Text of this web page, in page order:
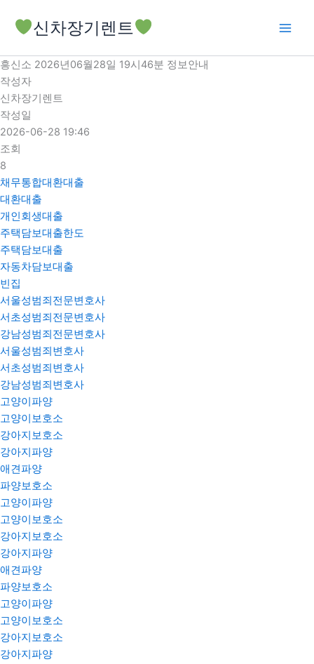
로
건
너
뛰
기
신차장기렌트
흥신소 2026년06월28일 19시46분 정보안내
작성자
신차장기렌트
작성일
2026-06-28 19:46
조회
8
채무통합대환대출
대환대출
개인회생대출
주택담보대출한도
주택담보대출
자동차담보대출
빈집
서울성범죄전문변호사
서초성범죄전문변호사
강남성범죄전문변호사
서울성범죄변호사
서초성범죄변호사
강남성범죄변호사
고양이파양
고양이보호소
강아지보호소
강아지파양
애견파양
파양보호소
고양이파양
고양이보호소
강아지보호소
강아지파양
애견파양
파양보호소
고양이파양
고양이보호소
강아지보호소
강아지파양